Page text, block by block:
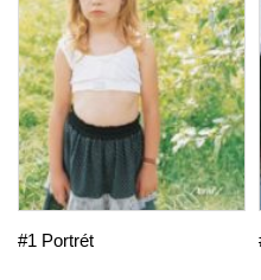
#1 Portrét